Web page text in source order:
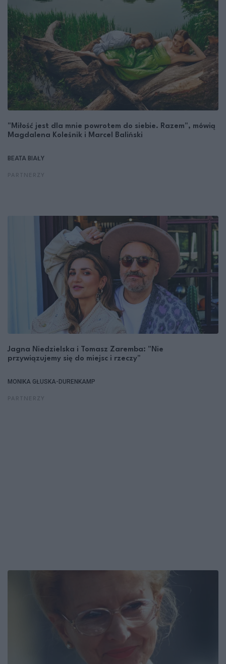
"Miłość jest dla mnie powrotem do siebie. Razem", mówią
Magdalena Koleśnik i Marcel Baliński
BEATA BIAŁY
Jagna Niedzielska i Tomasz Zaremba: "Nie
przywiązujemy się do miejsc i rzeczy"
MONIKA GŁUSKA-DURENKAMP